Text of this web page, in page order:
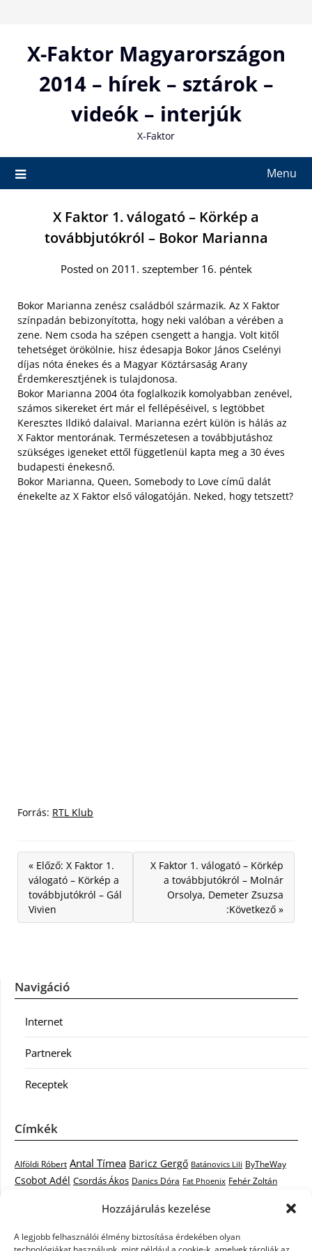
Hozzájárulás kezelése
A legjobb felhasználói élmény biztosítása érdekében olyan
contentX-Faktor Magyarországon
2014 – hírek – sztárok –
videók – interjúk
X-Faktor
Menu
X Faktor 1. válogató – Körkép a
továbbjutókról – Bokor Marianna
Posted on 2011. szeptember 16. péntek
Bokor Marianna zenész családból származik. Az X Faktor
színpadán bebizonyította, hogy neki valóban a vérében a
zene. Nem csoda ha szépen csengett a hangja. Volt kitől
tehetséget örökölnie, hisz édesapja Bokor János Cselényi
díjas nóta énekes és a Magyar Köztársaság Arany
Érdemkeresztjének is tulajdonosa.
Bokor Marianna 2004 óta foglalkozik komolyabban zenével,
számos sikereket ért már el fellépéséivel, s legtöbbet
Keresztes Ildikó dalaival. Marianna ezért külön is hálás az
X Faktor mentorának. Természetesen a továbbjutáshoz
szükséges igeneket ettől függetlenül kapta meg a 30 éves
budapesti énekesnő.
Bokor Marianna, Queen, Somebody to Love című dalát
énekelte az X Faktor első válogatóján. Neked, hogy tetszett?
Forrás: RTL Klub
« Előző: X Faktor 1.
válogató – Körkép a
továbbjutókról – Gál
Vivien
X Faktor 1. válogató – Körkép
a továbbjutókról – Molnár
Orsolya, Demeter Zsuzsa
:Következő »
Navigáció
Internet
Partnerek
Receptek
Címkék
Alföldi Róbert Antal Tímea Baricz Gergő Batánovics Lili ByTheWay
Csobot Adél Csordás Ákos Danics Dóra Fat Phoenix Fehér Zoltán
Kovács László Stone
Krasznai Tünde Like LiL C. Malek Miklós mentor Muri Enikő